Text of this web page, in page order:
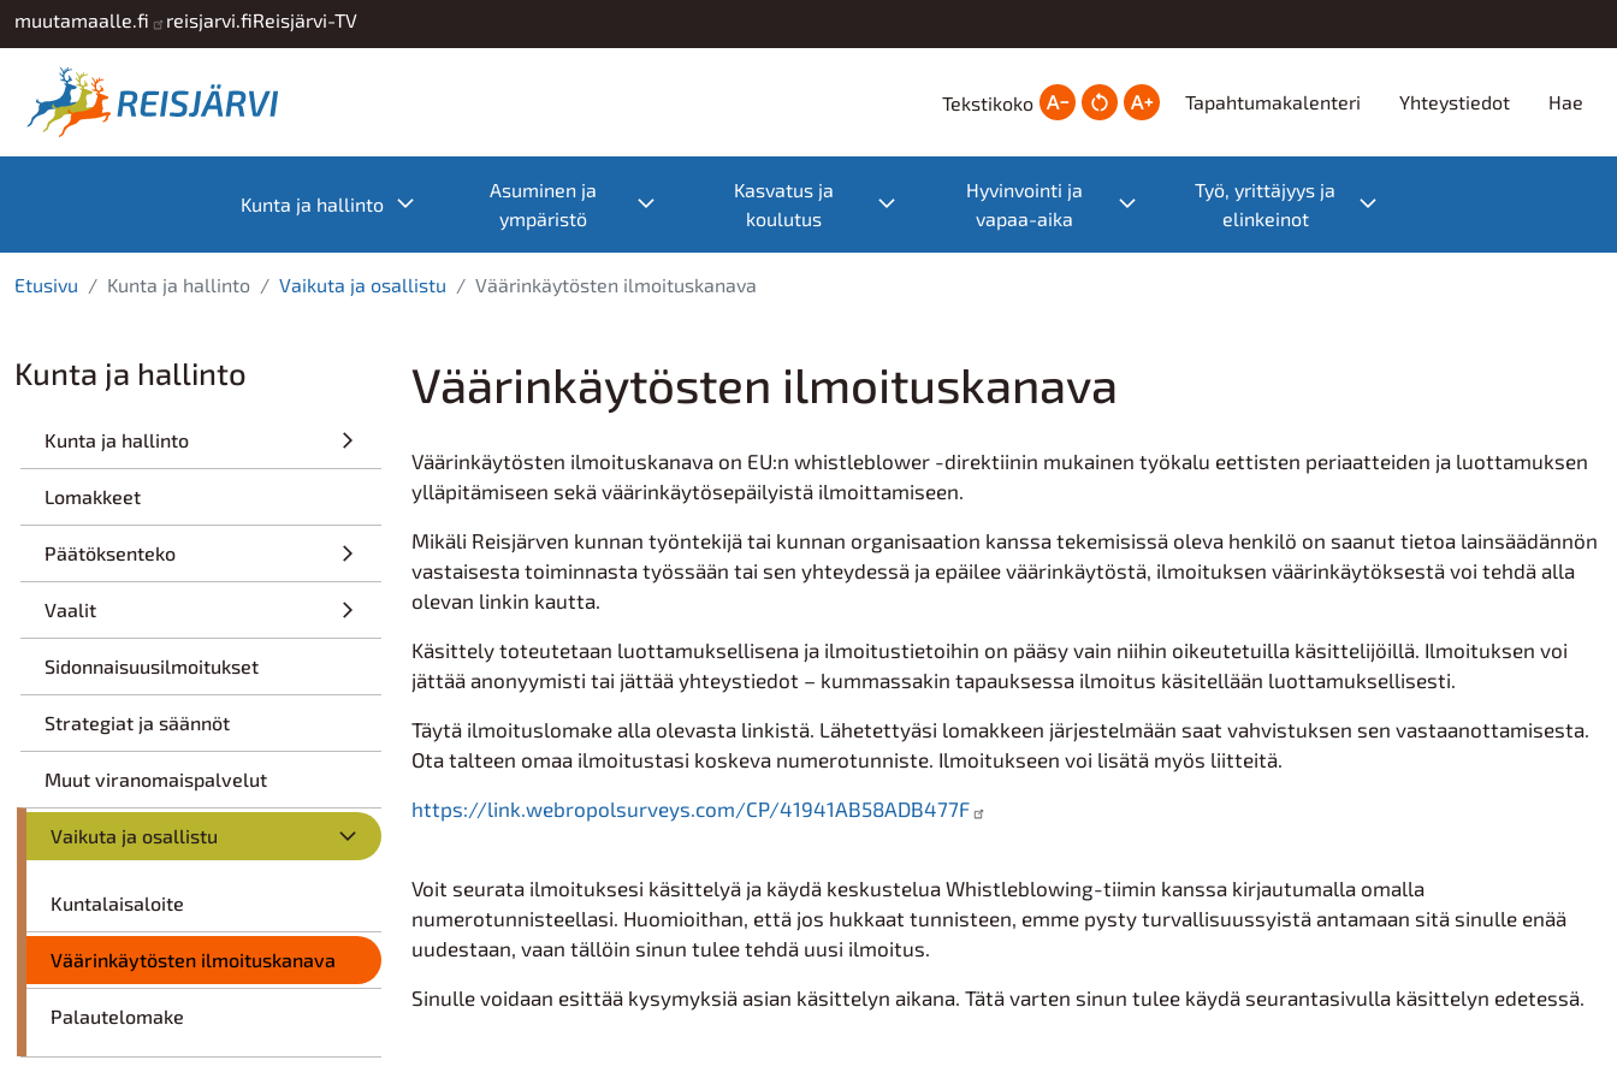
Hyppää pääsisältöön
muutamaalle.fi reisjarvi.fiReisjärvi-TV
Tekstikoko Tapahtumakalenteri Yhteystiedot Hae
Kunta ja hallinto Toggle submenu
Asuminen ja
ympäristö
Toggle submenu
Kasvatus ja
koulutus
Toggle submenu
Hyvinvointi ja
vapaa-aika
Toggle submenu
Työ, yrittäjyys ja
elinkeinot
Toggle submenu
Etusivu Kunta ja hallinto Vaikuta ja osallistu Väärinkäytösten ilmoituskanava
Kunta ja hallinto
Kunta ja hallinto
Lomakkeet
Päätöksenteko
Vaalit
Sidonnaisuusilmoitukset
Strategiat ja säännöt
Muut viranomaispalvelut
Vaikuta ja osallistu
Kuntalaisaloite
Väärinkäytösten ilmoituskanava
Palautelomake
Väärinkäytösten ilmoituskanava
Väärinkäytösten ilmoituskanava on EU:n whistleblower -direktiinin mukainen työkalu eettisten periaatteiden ja luottamuksen
ylläpitämiseen sekä väärinkäytösepäilyistä ilmoittamiseen.
Mikäli Reisjärven kunnan työntekijä tai kunnan organisaation kanssa tekemisissä oleva henkilö on saanut tietoa lainsäädännön
vastaisesta toiminnasta työssään tai sen yhteydessä ja epäilee väärinkäytöstä, ilmoituksen väärinkäytöksestä voi tehdä alla
olevan linkin kautta.
Käsittely toteutetaan luottamuksellisena ja ilmoitustietoihin on pääsy vain niihin oikeutetuilla käsittelijöillä. Ilmoituksen voi
jättää anonyymisti tai jättää yhteystiedot – kummassakin tapauksessa ilmoitus käsitellään luottamuksellisesti.
Täytä ilmoituslomake alla olevasta linkistä. Lähetettyäsi lomakkeen järjestelmään saat vahvistuksen sen vastaanottamisesta.
Ota talteen omaa ilmoitustasi koskeva numerotunniste. Ilmoitukseen voi lisätä myös liitteitä.
https://link.webropolsurveys.com/CP/41941AB58ADB477F
Voit seurata ilmoituksesi käsittelyä ja käydä keskustelua Whistleblowing-tiimin kanssa kirjautumalla omalla
numerotunnisteellasi. Huomioithan, että jos hukkaat tunnisteen, emme pysty turvallisuussyistä antamaan sitä sinulle enää
uudestaan, vaan tällöin sinun tulee tehdä uusi ilmoitus.
Sinulle voidaan esittää kysymyksiä asian käsittelyn aikana. Tätä varten sinun tulee käydä seurantasivulla käsittelyn edetessä.